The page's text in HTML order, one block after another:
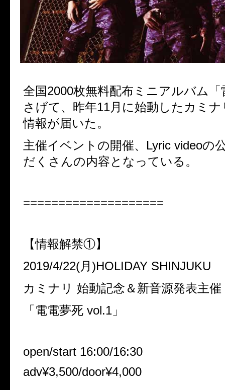
全国2000枚無料配布ミニアルバム「
さげて、昨年11月に始動したカミ
情報が届いた。
主催イベントの開催、Lyric videoの
だくさんの内容となっている。
====================
【情報解禁①】
2019/4/22(月)HOLIDAY SHINJUKU
カミナリ 始動記念＆新音源発表主催
「電電夢死 vol.1 」
open/start 16:00/16:30
adv¥3,500/door¥4,000